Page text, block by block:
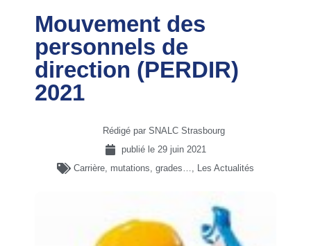
Mouvement des
personnels de
direction (PERDIR)
2021
Rédigé par SNALC Strasbourg
publié le 29 juin 2021
Carrière, mutations, grades…, Les Actualités